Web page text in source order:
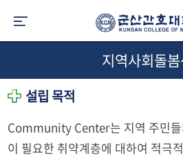
지역사회돌
설립 목적
Community Center는 지역 주민들
이 필요한 취약계층에 대하여 적극